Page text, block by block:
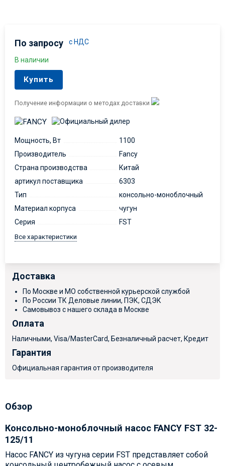
По запросу с НДС
В наличии
Купить
Получение информации о методах доставки
Мощность, Вт
1100
Производитель
Fancy
Страна производства
Китай
артикул поставщика
6303
Тип
консольно-моноблочный
Материал корпуса
чугун
Серия
FST
Все характеристики
Доставка
По Москве и МО собственной курьерской службой
По России ТК Деловые линии, ПЭК, СДЭК
Самовывоз с нашего склада в Москве
Оплата
Наличными, Visa/MasterCard, Безналичный расчет, Кредит
Гарантия
Официальная гарантия от производителя
Обзор
Консольно-моноблочный насос FANCY FST 32-
125/11
Насос FANCY из чугуна серии FST представляет собой